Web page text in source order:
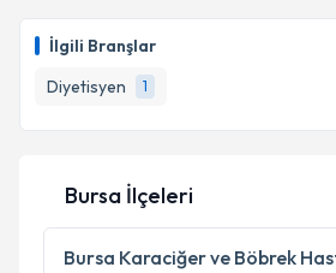
İlgili Branşlar
Diyetisyen
1
Bursa İlçeleri
Bursa Karaciğer ve Böbrek